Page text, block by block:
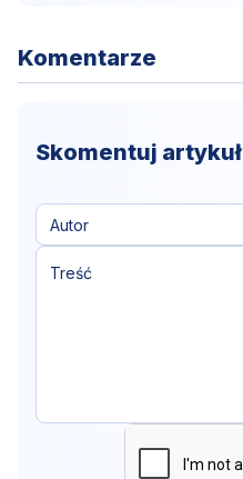
Komentarze
Skomentuj artykuł